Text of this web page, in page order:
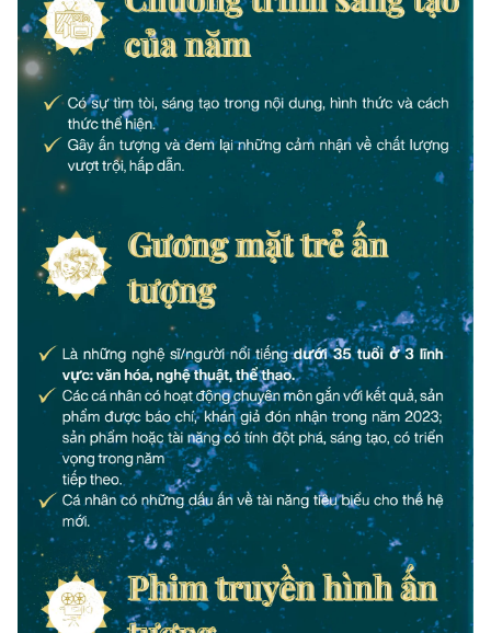
Photo Infographic
Video Shorts video
VTV Money VTV Thể thao
VTV Sức khoẻ Bất động sản
Thị trường 24h Tấm lòng Việt
VTV4 Vươn mình bằng AI
VTV9 VTV8
Liên hệ tòa soạn English
THỜI BÁO VTV